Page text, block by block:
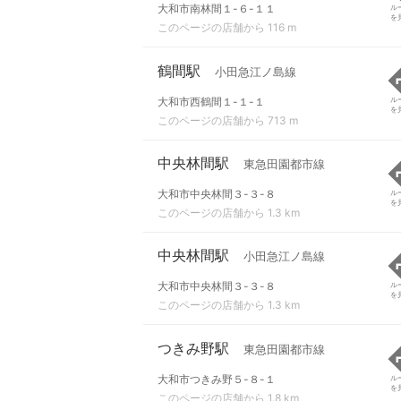
大和市南林間１-６-１１
このページの店舗から 116 m
ル
を
鶴間駅 小田急江ノ島線
大和市西鶴間１-１-１
このページの店舗から 713 m
ル
を
中央林間駅 東急田園都市線
大和市中央林間３-３-８
このページの店舗から 1.3 km
ル
を
中央林間駅 小田急江ノ島線
大和市中央林間３-３-８
このページの店舗から 1.3 km
ル
を
つきみ野駅 東急田園都市線
大和市つきみ野５-８-１
このページの店舗から 1.8 km
ル
を